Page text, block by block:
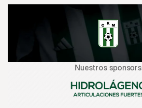
Nuestros sponsors